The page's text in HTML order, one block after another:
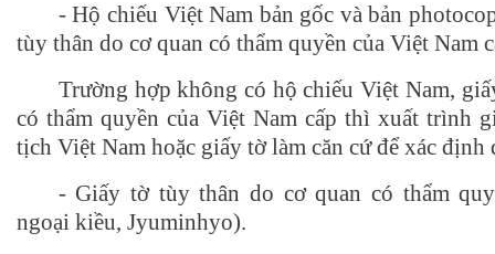
-Hộ chiếu Việt Nam bản gốc và bản
tùy thân do cơ quan có thẩm quyền của Việt Nam
Trường hợp không có hộ chiếu Việt Nam,
có thẩm quyền của Việt Nam cấp thìxuất trình
tịch Việt Nam hoặc giấy tờ làm căn cứ để xác
- Giấy tờ tùy thân do cơ quan có thẩm
ngoại kiều, Jyuminhyo).